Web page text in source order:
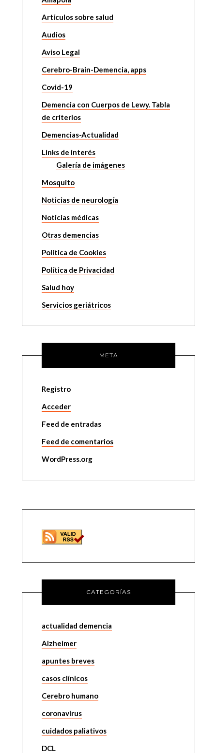
Artículos sobre salud
Audios
Aviso Legal
Cerebro-Brain-Demencia, apps
Covid-19
Demencia con Cuerpos de Lewy. Tabla
de criterios
Demencias-Actualidad
Links de interés
Galería de imágenes
Mosquito
Noticias de neurología
Noticias médicas
Otras demencias
Política de Cookies
Política de Privacidad
Salud hoy
Servicios geriátricos
META
Registro
Acceder
Feed de entradas
Feed de comentarios
WordPress.org
CATEGORÍAS
actualidad demencia
Alzheimer
apuntes breves
casos clínicos
Cerebro humano
coronavirus
cuidados paliativos
DCL